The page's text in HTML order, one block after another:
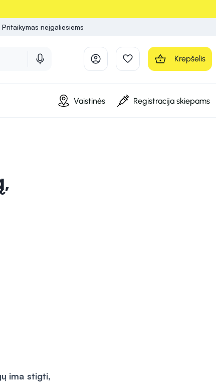
Pritaikymas neįgaliesiems
Krepšelis
Vaistinės Registracija skiepams
ima stigti,